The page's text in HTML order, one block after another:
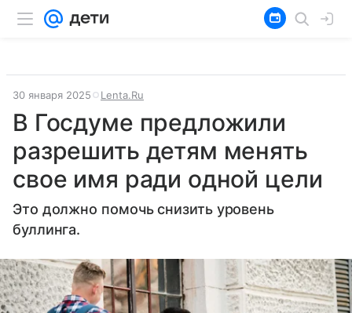
30 января 2025 Lenta.Ru
В Госдуме предложили
разрешить детям менять
свое имя ради одной цели
Это должно помочь снизить уровень
буллинга.